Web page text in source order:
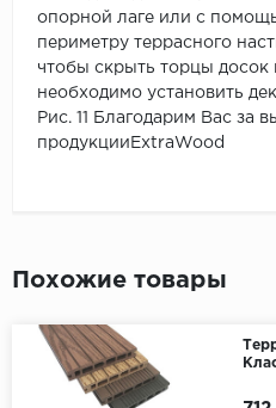
опорной лаге или с
периметру террасного
чтобы скрыть торцы досок
необходимо установить
Рис. 11 Благодарим Вас за
продукцииExtraWood
Похожие товары